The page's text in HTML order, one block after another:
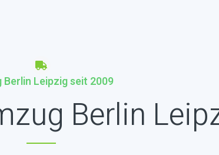
Berlin Leipzig seit 2009
Berlin